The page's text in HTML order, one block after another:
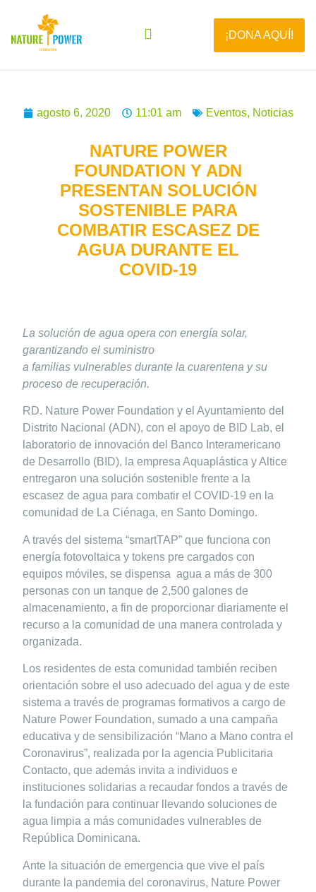
¡DONA AQUÍ!
agosto 6, 2020 11:01 am Eventos, Noticias
NATURE POWER
FOUNDATION Y ADN
PRESENTAN SOLUCIÓN
SOSTENIBLE PARA
COMBATIR ESCASEZ DE
AGUA DURANTE EL
COVID-19
La solución de agua opera con energía solar,
garantizando el suministro
a familias vulnerables durante la cuarentena y su
proceso de recuperación.
RD. Nature Power Foundation y el Ayuntamiento del
Distrito Nacional (ADN), con el apoyo de BID Lab, el
laboratorio de innovación del Banco Interamericano
de Desarrollo (BID), la empresa Aquaplástica y Altice
entregaron una solución sostenible frente a la
escasez de agua para combatir el COVID-19 en la
comunidad de La Ciénaga, en Santo Domingo.
A través del sistema “smartTAP” que funciona con
energía fotovoltaica y tokens pre cargados con
equipos móviles, se dispensa agua a más de 300
personas con un tanque de 2,500 galones de
almacenamiento, a fin de proporcionar diariamente el
recurso a la comunidad de una manera controlada y
organizada.
Los residentes de esta comunidad también reciben
orientación sobre el uso adecuado del agua y de este
sistema a través de programas formativos a cargo de
Nature Power Foundation, sumado a una campaña
educativa y de sensibilización “Mano a Mano contra el
Coronavirus”, realizada por la agencia Publicitaria
Contacto, que además invita a individuos e
instituciones solidarias a recaudar fondos a través de
la fundación para continuar llevando soluciones de
agua limpia a más comunidades vulnerables de
República Dominicana.
Ante la situación de emergencia que vive el país
durante la pandemia del coronavirus, Nature Power